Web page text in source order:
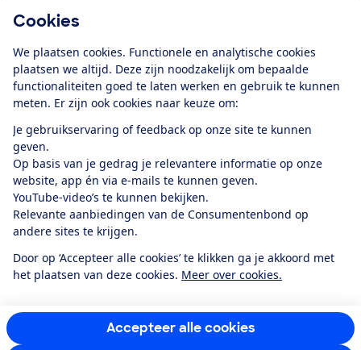
Cookies
We plaatsen cookies. Functionele en analytische cookies
plaatsen we altijd. Deze zijn noodzakelijk om bepaalde
functionaliteiten goed te laten werken en gebruik te kunnen
meten. Er zijn ook cookies naar keuze om:
Je gebruikservaring of feedback op onze site te kunnen
geven.
Op basis van je gedrag je relevantere informatie op onze
website, app én via e-mails te kunnen geven.
YouTube-video’s te kunnen bekijken.
Relevante aanbiedingen van de Consumentenbond op
andere sites te krijgen.
Door op ‘Accepteer alle cookies’ te klikken ga je akkoord met
het plaatsen van deze cookies. Meer over cookies.
Accepteer alle cookies
Alles over de
app
Algemene Voorwaarden
Privacyverklaring
Cookiebeleid
Privacyvoorkeuren
Toegankelijkheid
RSS-feed nieuws
Facebook
TwitterInstagram
YoutubeLinkedIn
12.901consumentenbeoordelen de Consumentenbondmet gemiddeld